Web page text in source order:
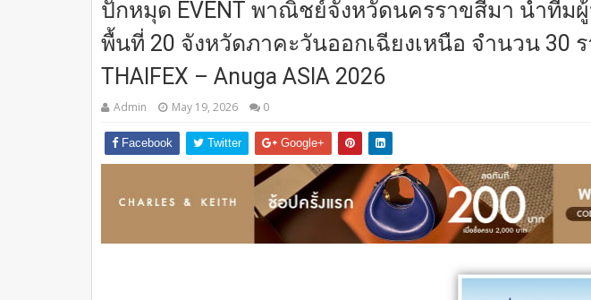
ปักหมุด EVENT พาณิชย์จังหวัดนครราขสีมา นำทีม
พื้นที่ 20 จังหวัดภาคะวันออกเฉียงเหนือ จำนวน 30
THAIFEX – Anuga ASIA 2026
Admin May 19, 2026 0
Facebook Twitter Google+